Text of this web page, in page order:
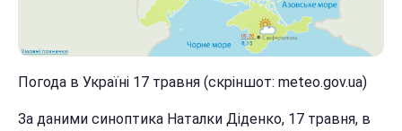
Погода в Україні 17 травня (скріншот: meteo.gov.ua)
За даними синоптика Наталки Діденко, 17 травня, в